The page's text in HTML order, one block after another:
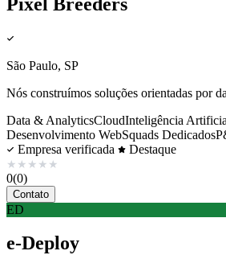
São Paulo, SP
Nós construímos soluções orientadas por
Data & AnalyticsCloudInteligência
Desenvolvimento WebSquads Dedicados
Empresa verificada
Destaque
★ ★ ★ ★ ★
0(0)
Contato
ED
e-Deploy